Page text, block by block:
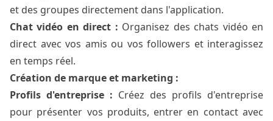
et des groupes directement dans l'application.
Chat vidéo en direct : Organisez des chats vidéo en
direct avec vos amis ou vos followers et interagissez
en temps réel.
Création de marque et marketing :
Profils d'entreprise : Créez des profils d'entreprise
pour présenter vos produits, entrer en contact avec